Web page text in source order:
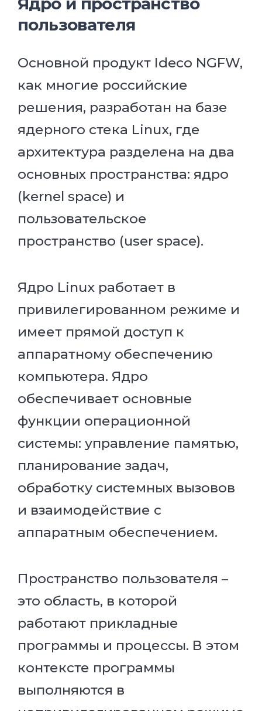
пользователя
Основной продукт Ideco NGFW,
как многие российские
решения, разработан на базе
ядерного стека Linux, где
архитектура разделена на два
основных пространства: ядро
(kernel space) и
пользовательское
пространство (user space).
Ядро Linux работает в
привилегированном режиме и
имеет прямой доступ к
аппаратному обеспечению
компьютера. Ядро
обеспечивает основные
функции операционной
системы: управление памятью,
планирование задач,
обработку системных вызовов
и взаимодействие с
аппаратным обеспечением.
Пространство пользователя –
это область, в которой
работают прикладные
программы и процессы. В этом
контексте программы
выполняются в